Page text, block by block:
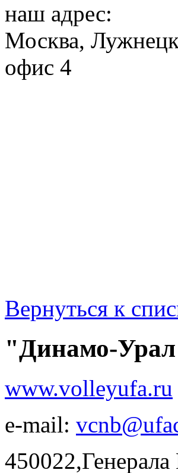
наш адрес:
Москва,
офис 4
Вернуться к
"Динамо-
www.volleyufa.ru
e-mail: